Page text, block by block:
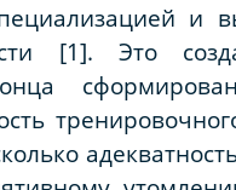
и
[1]. Это